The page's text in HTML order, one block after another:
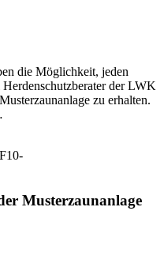
die Möglichkeit, jeden
der LWK
zu erhalten.
Musterzaunanlage